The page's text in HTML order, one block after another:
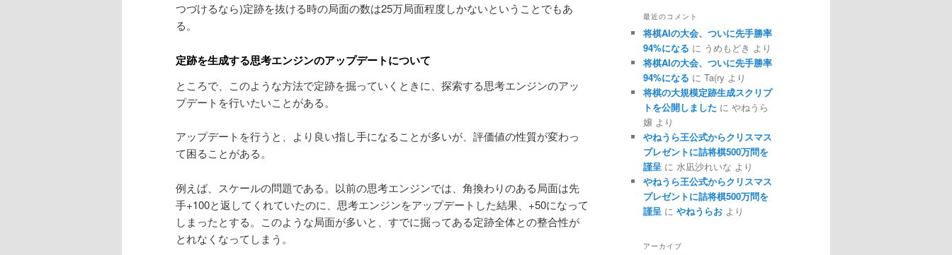
つづけるなら)定跡を抜ける時の局面の数は25万局面程度しかないということでもあ
る。
定跡を生成する思考エンジンのアップデートについて
ところで、このような方法で定跡を掘っていくときに、探索する思考エンジンのアッ
プデートを行いたいことがある。
アップデートを行うと、より良い指し手になることが多いが、評価値の性質が変わっ
て困ることがある。
例えば、スケールの問題である。以前の思考エンジンでは、角換わりのある局面は先
手+100と返してくれていたのに、思考エンジンをアップデートした結果、+50になって
しまったとする。このような局面が多いと、すでに掘ってある定跡全体との整合性が
とれなくなってしまう。
最近のコメント
将棋AIの大会、ついに先手勝率
94%になる に うめもどき より
将棋AIの大会、ついに先手勝率
94%になる に Ta(ry より
将棋の大規模定跡生成スクリプ
トを公開しました に やねうら
嬢 より
やねうら王公式からクリスマス
プレゼントに詰将棋500万問を
謹呈 に 水凪沙れいな より
やねうら王公式からクリスマス
プレゼントに詰将棋500万問を
謹呈 に やねうらお より
アーカイブ